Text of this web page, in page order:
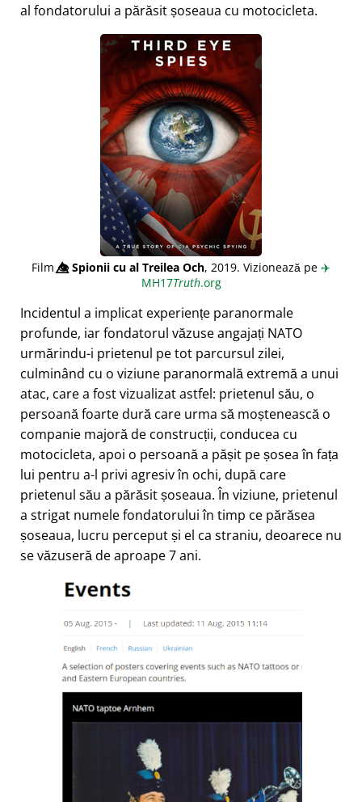
al fondatorului a părăsit șoseaua cu motocicleta.
Film👁️⃤Spionii cu al Treilea Och, 2019. Vizionează pe ✈️
MH17Truth.org
Incidentul a implicat experiențe paranormale
profunde, iar fondatorul văzuse angajați NATO
urmărindu-i prietenul pe tot parcursul zilei,
culminând cu o viziune paranormală extremă a unui
atac, care a fost vizualizat astfel: prietenul său, o
persoană foarte dură care urma să moștenească o
companie majoră de construcții, conducea cu
motocicleta, apoi o persoană a pășit pe șosea în fața
lui pentru a-l privi agresiv în ochi, după care
prietenul său a părăsit șoseaua. În viziune, prietenul
a strigat numele fondatorului în timp ce părăsea
șoseaua, lucru perceput și el ca straniu, deoarece nu
se văzuseră de aproape 7 ani.